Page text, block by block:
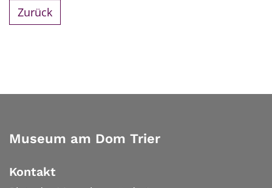
Zurück
Museum am Dom Trier
Kontakt